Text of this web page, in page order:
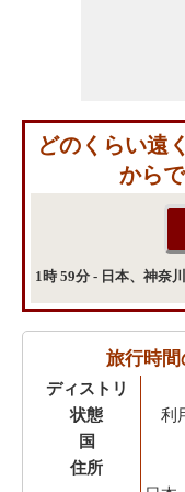
どのくらい遠
から
1時 59分 - 日本、神奈
旅行時
ディストリ
状態
国
住所
利